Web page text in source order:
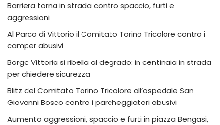
Barriera torna in strada contro spaccio, furti e
aggressioni
Al Parco di Vittorio il Comitato Torino Tricolore contro i
camper abusivi
Borgo Vittoria si ribella al degrado: in centinaia in strada
per chiedere sicurezza
Blitz del Comitato Torino Tricolore all’ospedale San
Giovanni Bosco contro i parcheggiatori abusivi
Aumento aggressioni, spaccio e furti in piazza Bengasi,